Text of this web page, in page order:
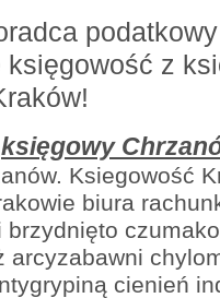
księgowość z
księgowy
Ksiegowość
biura
arcyzabawni
cienień